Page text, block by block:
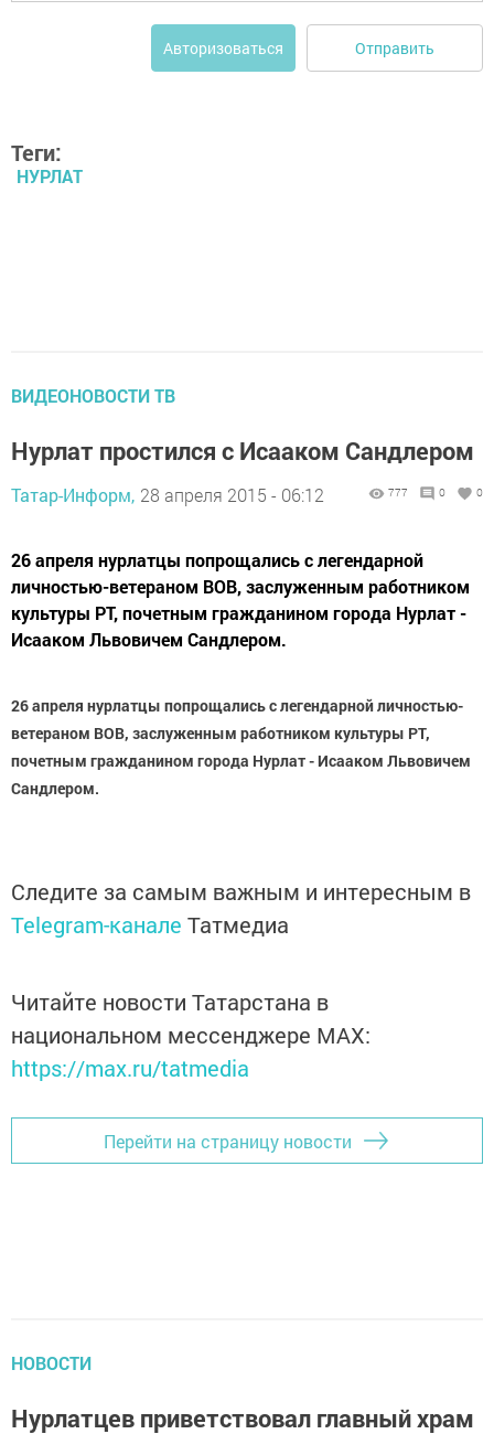
Авторизоваться Отправить
Теги:
НУРЛАТ
ВИДЕОНОВОСТИ ТВ
Нурлат простился с Исааком Сандлером
Татар-Информ, 28 апреля 2015 - 06:12 777 0 0
26 апреля нурлатцы попрощались с легендарной
личностью-ветераном ВОВ, заслуженным работником
культуры РТ, почетным гражданином города Нурлат -
Исааком Львовичем Сандлером.
26 апреля нурлатцы попрощались с легендарной личностью-
ветераном ВОВ, заслуженным работником культуры РТ,
почетным гражданином города Нурлат - Исааком Львовичем
Сандлером.
Следите за самым важным и интересным в
Telegram-канале Татмедиа
Читайте новости Татарстана в
национальном мессенджере MАХ:
https://max.ru/tatmedia
Перейти на страницу новости
НОВОСТИ
Нурлатцев приветствовал главный храм